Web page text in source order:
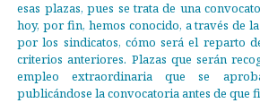
esas plazas, pues se trata de una
hoy, por fin, hemos conocido, a través de
por los sindicatos, cómo será el reparto
criterios anteriores. Plazas que serán
empleo extraordinaria que se
publicándose la convocatoria antes de que